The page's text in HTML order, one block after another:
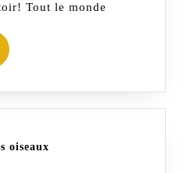
Tout le monde
READ
MORE
oiseaux